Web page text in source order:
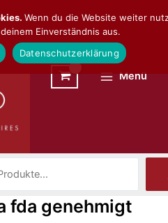
Main
Menu
Menü
fda genehmigt
Wenn du die Website weiter
Einverständnis aus.
Datenschutzerklärung